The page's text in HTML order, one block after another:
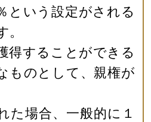
という設定がされる
得することができる
ものとして、親権が
た場合、一般的に１